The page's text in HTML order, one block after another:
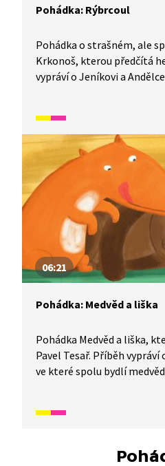
Pohádka: Rýbrcoul
Pohádka o strašném, ale
Krkonoš, kterou předčítá
vypráví o Jeníkovi a
Rýbrcoula. Cesta k němu
06:21
Pohádka: Medvěd a liška
Pohádka Medvěd a liška,
Pavel Tesař. Příběh vypráví
ve které spolu bydlí